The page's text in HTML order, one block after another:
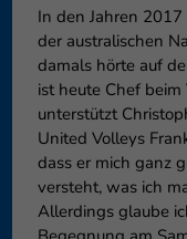
In den Jahren
der australischen
damals hörte auf
ist heute Chef
unterstützt
United Volleys
dass er mich ganz
versteht, was ich
Allerdings glaube
Essenziell (1)
Essenzielle Cookies
die einwandfreie
Externe Medien
Inhalte von
standardmäßig blockiert.
werden, bedarf der